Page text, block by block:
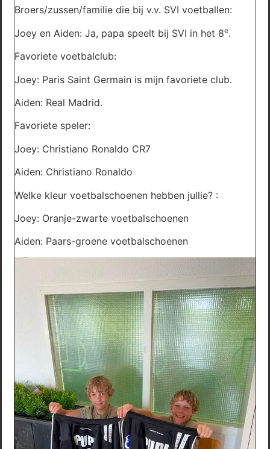
Broers/zussen/familie die bij v.v. SVI voetballen:
Joey en Aiden: Ja, papa speelt bij SVI in het 8e.
Favoriete voetbalclub:
Joey: Paris Saint Germain is mijn favoriete club.
Aiden: Real Madrid.
Favoriete speler:
Joey: Christiano Ronaldo CR7
Aiden: Christiano Ronaldo
Welke kleur voetbalschoenen hebben jullie? :
Joey: Oranje-zwarte voetbalschoenen
Aiden: Paars-groene voetbalschoenen